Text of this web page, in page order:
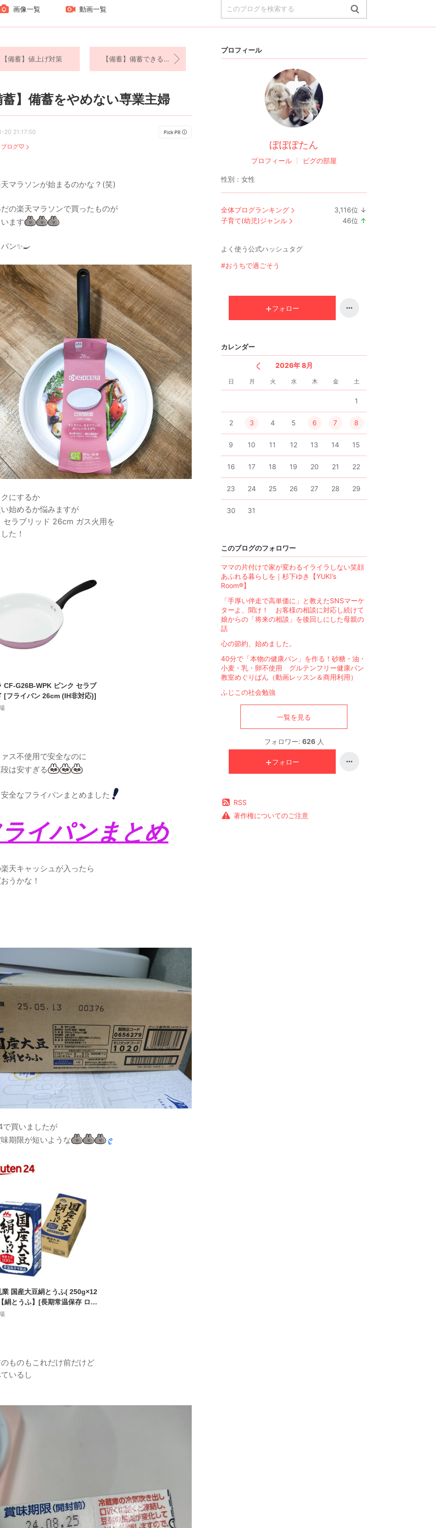
画像一覧 動画一覧
【備蓄】値上げ対策 【備蓄】備蓄できる時間
蓄】備蓄をやめない専業主婦
20 21:17:50
ブログ♡
マラソンが始まるのかな？(笑)
の楽天マラソンで買ったものが
ます
ン✨🍳
にするか
始めるか悩みますが
セラブリッド 26cm ガス火用を
た！
CF-G26B-WPK ピンク セラブ
[フライパン 26cm (IH非対応)]
ス不使用で安全なのに
は安すぎる
全なフライパンまとめました
イパンまとめ
天キャッシュが入ったら
うかな！
で買いましたが
期限が短いような
業 国産大豆絹とうふ( 250g×12
絹とうふ】[長期常温保存 ロー
トック 備蓄 高たんぱく]
ものもこれだけ前だけど
いるし
プロフィール
ぽぽぽたん
プロフィール ピグの部屋
性別： 女性
全体ブログランキング 3,116位 ↓
子育て(幼児)ジャンル 46位 ↑
よく使う公式ハッシュタグ
#おうちで過ごそう
フォロー
カレンダー
2026年 8月
日 月 火 水 木 金 土
1
2 3 4 5 6 7 8
9 10 11 12 13 14 15
16 17 18 19 20 21 22
23 24 25 26 27 28 29
30 31
このブログのフォロワー
ママの片付けで家が変わるイライラしない笑顔
あふれる暮らしを｜杉下ゆき【YUKI’s
Room®︎】
「手厚い伴走で高単価に」と教えたSNSマーケ
ターよ、聞け！ お客様の相談に対応し続けて
娘からの「将来の相談」を後回しにした母親の
話
心の節約、始めました。
40分で「本物の健康パン」を作る！砂糖・油・
小麦・乳・卵不使用 グルテンフリー健康パン
教室めぐりぱん（動画レッスン＆商用利用）
ふじこの社会勉強
一覧を見る
フォロワー: 626 人
フォロー
RSS
著作権についてのご注意